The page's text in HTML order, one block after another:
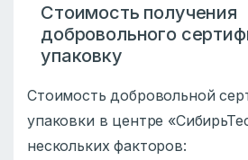
Стоимость получения
добровольного
упаковку
Стоимость добровольной
упаковки в центре
нескольких факторов: